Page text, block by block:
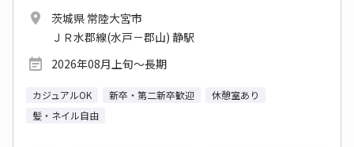
茨城県 常陸大宮市
ＪＲ水郡線(水戸－郡山) 静駅
2026年08月上旬～長期
カジュアルOK 新卒・第二新卒歓迎
休憩室あり
髪・ネイル自由